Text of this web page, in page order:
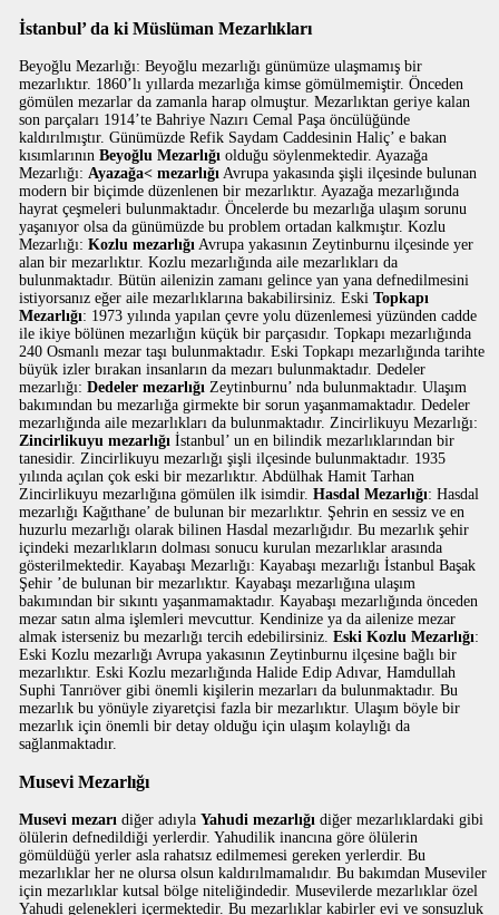
İstanbul’ da ki Müslüman Mezarlıkları
Beyoğlu Mezarlığı: Beyoğlu mezarlığı günümüze ulaşmamış bir
mezarlıktır. 1860’lı yıllarda mezarlığa kimse gömülmemiştir. Önceden
gömülen mezarlar da zamanla harap olmuştur. Mezarlıktan geriye kalan
son parçaları 1914’te Bahriye Nazırı Cemal Paşa öncülüğünde
kaldırılmıştır. Günümüzde Refik Saydam Caddesinin Haliç’ e bakan
kısımlarınınBeyoğlu Mezarlığı olduğu söylenmektedir. Ayazağa
Mezarlığı:Ayazağa< mezarlığı Avrupa yakasında şişli ilçesinde bulunan
modern bir biçimde düzenlenen bir mezarlıktır. Ayazağa mezarlığında
hayrat çeşmeleri bulunmaktadır. Öncelerde bu mezarlığa ulaşım sorunu
yaşanıyor olsa da günümüzde bu problem ortadan kalkmıştır. Kozlu
Mezarlığı:Kozlu mezarlığı Avrupa yakasının Zeytinburnu ilçesinde yer
alan bir mezarlıktır. Kozlu mezarlığında aile mezarlıkları da
bulunmaktadır. Bütün ailenizin zamanı gelince yan yana defnedilmesini
istiyorsanız eğer aile mezarlıklarına bakabilirsiniz. EskiTopkapı
Mezarlığı: 1973 yılında yapılan çevre yolu düzenlemesi yüzünden cadde
ile ikiye bölünen mezarlığın küçük bir parçasıdır. Topkapı mezarlığında
240 Osmanlı mezar taşı bulunmaktadır. Eski Topkapı mezarlığında tarihte
büyük izler bırakan insanların da mezarı bulunmaktadır. Dedeler
mezarlığı:Dedeler mezarlığı Zeytinburnu’ nda bulunmaktadır. Ulaşım
bakımından bu mezarlığa girmekte bir sorun yaşanmamaktadır. Dedeler
mezarlığında aile mezarlıkları da bulunmaktadır. Zincirlikuyu Mezarlığı:
Zincirlikuyu mezarlığı İstanbul’ un en bilindik mezarlıklarından bir
tanesidir. Zincirlikuyu mezarlığı şişli ilçesinde bulunmaktadır. 1935
yılında açılan çok eski bir mezarlıktır. Abdülhak Hamit Tarhan
Zincirlikuyu mezarlığına gömülen ilk isimdir.Hasdal Mezarlığı: Hasdal
mezarlığı Kağıthane’ de bulunan bir mezarlıktır. Şehrin en sessiz ve en
huzurlu mezarlığı olarak bilinen Hasdal mezarlığıdır. Bu mezarlık şehir
içindeki mezarlıkların dolması sonucu kurulan mezarlıklar arasında
gösterilmektedir. Kayabaşı Mezarlığı: Kayabaşı mezarlığı İstanbul Başak
Şehir ’de bulunan bir mezarlıktır. Kayabaşı mezarlığına ulaşım
bakımından bir sıkıntı yaşanmamaktadır. Kayabaşı mezarlığında önceden
mezar satın alma işlemleri mevcuttur. Kendinize ya da ailenize mezar
almak isterseniz bu mezarlığı tercih edebilirsiniz.Eski Kozlu Mezarlığı:
Eski Kozlu mezarlığı Avrupa yakasının Zeytinburnu ilçesine bağlı bir
mezarlıktır. Eski Kozlu mezarlığında Halide Edip Adıvar, Hamdullah
Suphi Tanrıöver gibi önemli kişilerin mezarları da bulunmaktadır. Bu
mezarlık bu yönüyle ziyaretçisi fazla bir mezarlıktır. Ulaşım böyle bir
mezarlık için önemli bir detay olduğu için ulaşım kolaylığı da
sağlanmaktadır.
Musevi Mezarlığı
Musevi mezarı diğer adıylaYahudi mezarlığı diğer mezarlıklardaki gibi
ölülerin defnedildiği yerlerdir. Yahudilik inancına göre ölülerin
gömüldüğü yerler asla rahatsız edilmemesi gereken yerlerdir. Bu
mezarlıklar her ne olursa olsun kaldırılmamalıdır. Bu bakımdan Museviler
için mezarlıklar kutsal bölge niteliğindedir. Musevilerde mezarlıklar özel
Yahudi gelenekleri içermektedir. Bu mezarlıklar kabirler evi ve sonsuzluk